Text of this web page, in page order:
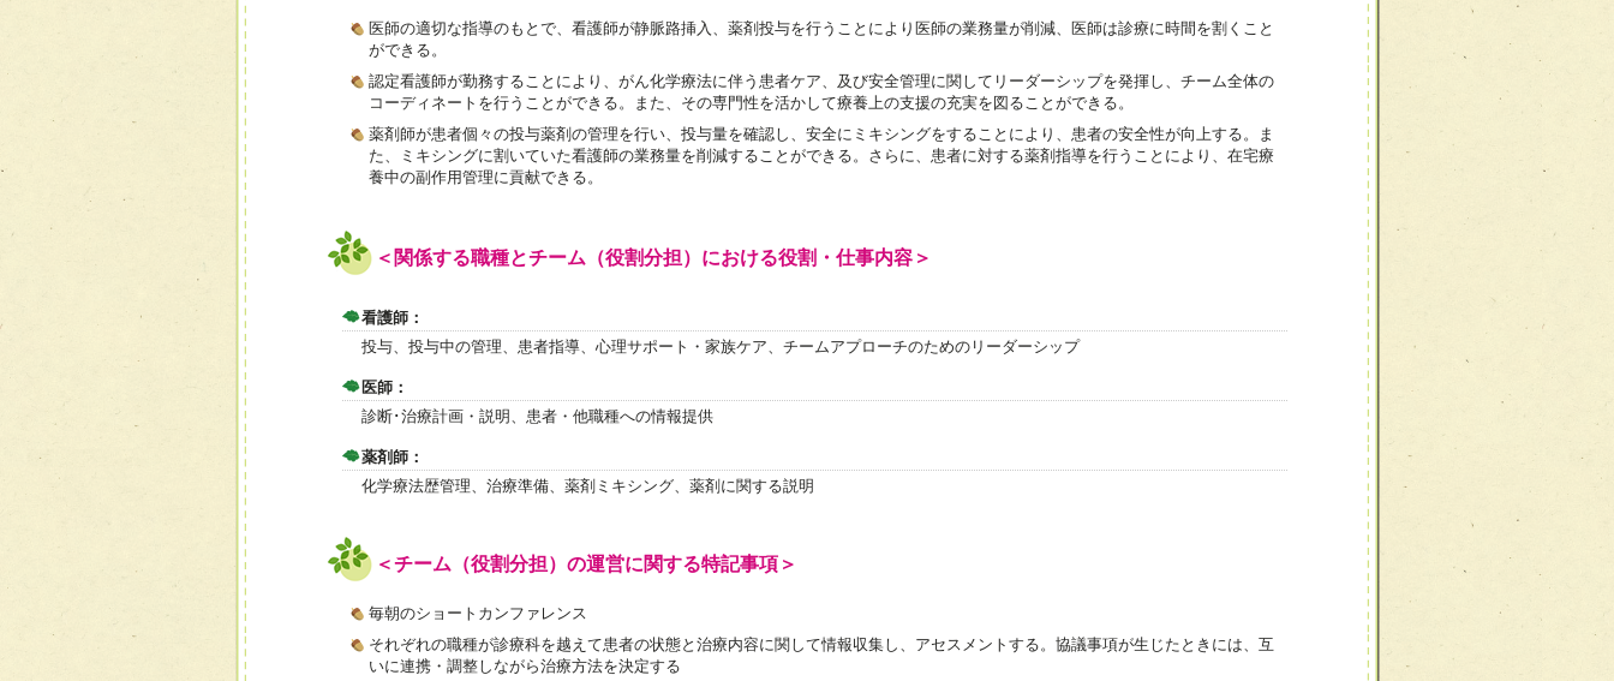
医師の適切な指導のもとで、看護師が静脈路挿入、薬剤投与を行うことにより医師の業務量が削減、医師は診療に時間を割くこと
ができる。
認定看護師が勤務することにより、がん化学療法に伴う患者ケア、及び安全管理に関してリーダーシップを発揮し、チーム全体の
コーディネートを行うことができる。また、その専門性を活かして療養上の支援の充実を図ることができる。
薬剤師が患者個々の投与薬剤の管理を行い、投与量を確認し、安全にミキシングをすることにより、患者の安全性が向上する。ま
た、ミキシングに割いていた看護師の業務量を削減することができる。さらに、患者に対する薬剤指導を行うことにより、在宅療
養中の副作用管理に貢献できる。
＜関係する職種とチーム（役割分担）における役割・仕事内容＞
看護師：
投与、投与中の管理、患者指導、心理サポート・家族ケア、チームアプローチのためのリーダーシップ
医師：
診断･治療計画・説明、患者・他職種への情報提供
薬剤師：
化学療法歴管理、治療準備、薬剤ミキシング、薬剤に関する説明
＜チーム（役割分担）の運営に関する特記事項＞
毎朝のショートカンファレンス
それぞれの職種が診療科を越えて患者の状態と治療内容に関して情報収集し、アセスメントする。協議事項が生じたときには、互
いに連携・調整しながら治療方法を決定する